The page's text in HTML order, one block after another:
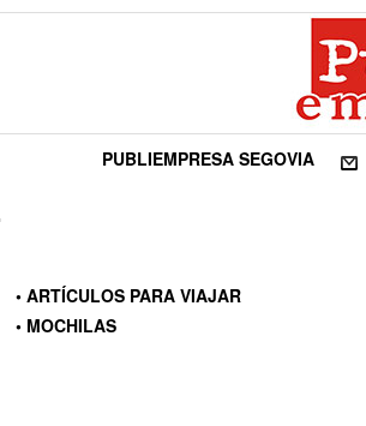
PUBLIEMPRESA SEGOVIA
• ARTÍCULOS PARA VIAJAR
• MOCHILAS